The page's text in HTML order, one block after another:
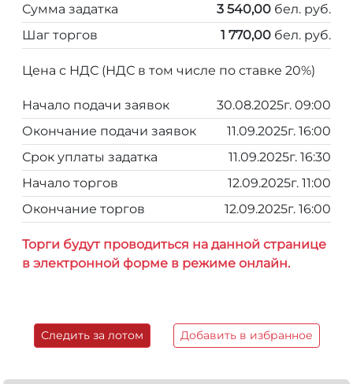
Сумма задатка
3 540,00 бел. руб.
Шаг торгов
1 770,00 бел. руб.
Цена с НДС (НДС в том числе по ставке 20%)
Начало подачи заявок
30.08.2025г. 09:00
Окончание подачи заявок
11.09.2025г. 16:00
Срок уплаты задатка
11.09.2025г. 16:30
Начало торгов
12.09.2025г. 11:00
Окончание торгов
12.09.2025г. 16:00
Торги будут проводиться на данной странице
в электронной форме в режиме онлайн.
Следить за лотом Добавить в избранное